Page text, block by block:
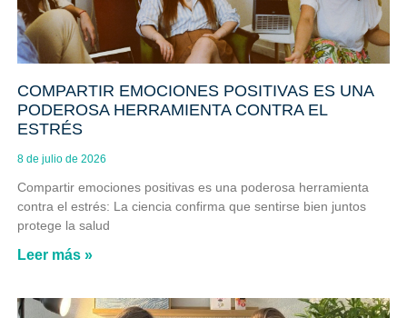
COMPARTIR EMOCIONES POSITIVAS ES UNA
PODEROSA HERRAMIENTA CONTRA EL
ESTRÉS
8 de julio de 2026
Compartir emociones positivas es una poderosa herramienta
contra el estrés: La ciencia confirma que sentirse bien juntos
protege la salud
Leer más »